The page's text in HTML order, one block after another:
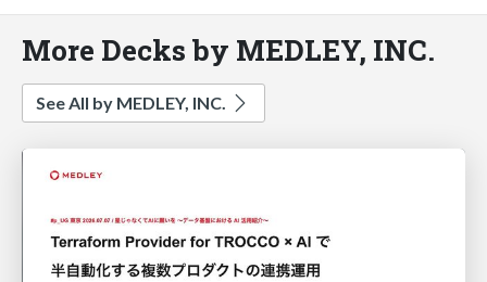
More Decks by MEDLEY, INC.
See All by MEDLEY, INC.